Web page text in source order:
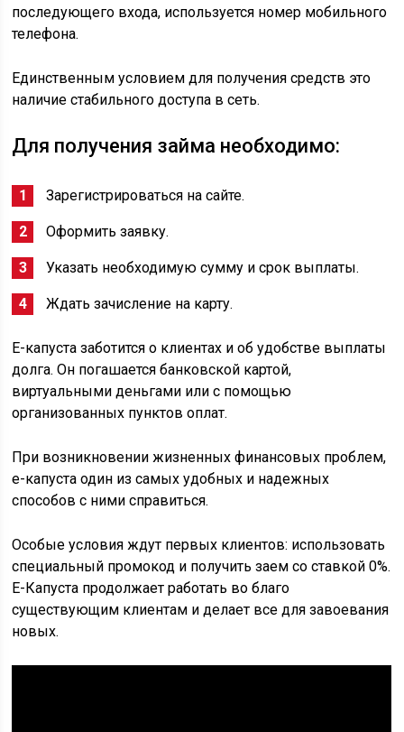
последующего входа, используется номер мобильного
телефона.
Единственным условием для получения средств это
наличие стабильного доступа в сеть.
Для получения займа необходимо:
Зарегистрироваться на сайте.
Оформить заявку.
Указать необходимую сумму и срок выплаты.
Ждать зачисление на карту.
Е-капуста заботится о клиентах и об удобстве выплаты
долга. Он погашается банковской картой,
виртуальными деньгами или с помощью
организованных пунктов оплат.
При возникновении жизненных финансовых проблем,
е-капуста один из самых удобных и надежных
способов с ними справиться.
Особые условия ждут первых клиентов: использовать
специальный промокод и получить заем со ставкой 0%.
Е-Капуста продолжает работать во благо
существующим клиентам и делает все для завоевания
новых.